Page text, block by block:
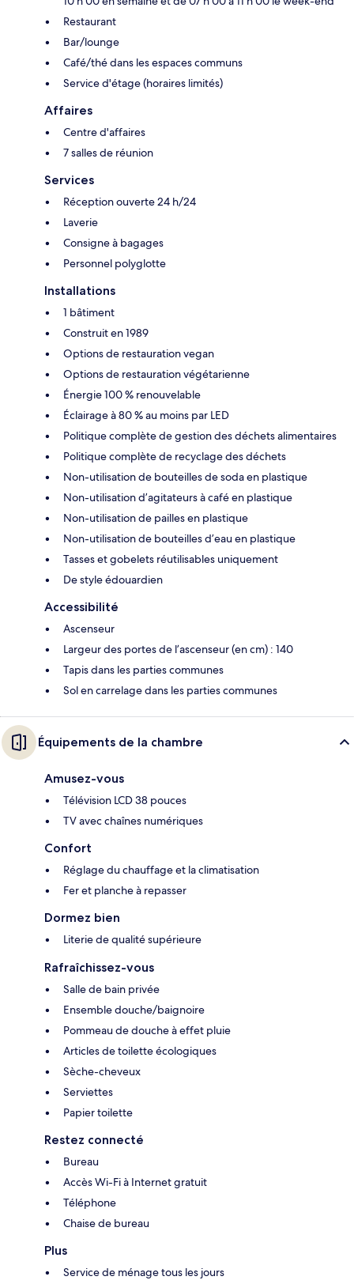
Restaurant
Bar/lounge
Café/thé dans les espaces communs
Service d'étage (horaires limités)
Affaires
Centre d'affaires
7 salles de réunion
Services
Réception ouverte 24 h/24
Laverie
Consigne à bagages
Personnel polyglotte
Installations
1 bâtiment
Construit en 1989
Options de restauration vegan
Options de restauration végétarienne
Énergie 100 % renouvelable
Éclairage à 80 % au moins par LED
Politique complète de gestion des déchets alimentaires
Politique complète de recyclage des déchets
Non-utilisation de bouteilles de soda en plastique
Non-utilisation d’agitateurs à café en plastique
Non-utilisation de pailles en plastique
Non-utilisation de bouteilles d’eau en plastique
Tasses et gobelets réutilisables uniquement
De style édouardien
Accessibilité
Ascenseur
Largeur des portes de l’ascenseur (en cm) : 140
Tapis dans les parties communes
Sol en carrelage dans les parties communes
Équipements de la chambre
Amusez-vous
Télévision LCD 38 pouces
TV avec chaînes numériques
Confort
Réglage du chauffage et la climatisation
Fer et planche à repasser
Dormez bien
Literie de qualité supérieure
Rafraîchissez-vous
Salle de bain privée
Ensemble douche/baignoire
Pommeau de douche à effet pluie
Articles de toilette écologiques
Sèche-cheveux
Serviettes
Papier toilette
Restez connecté
Bureau
Accès Wi-Fi à Internet gratuit
Téléphone
Chaise de bureau
Plus
Service de ménage tous les jours